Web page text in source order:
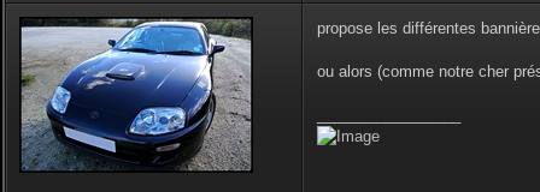
propose les différentes
ou alors (comme notre cher